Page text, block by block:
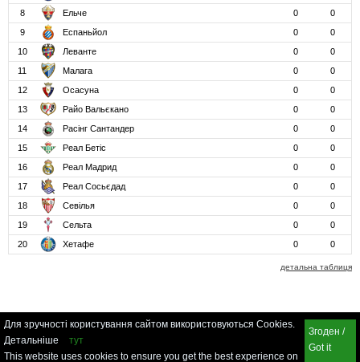
8
Ельче 0
0
9
Еспаньйол 0
0
10
Леванте 0
0
11
Малага 0
0
12
Осасуна 0
0
13
Райо Вальєкано 0
0
14
Расінг Сантандер 0
0
15
Реал Бетіс 0
0
16
Реал Мадрид 0
0
17
Реал Сосьєдад 0
0
18
Севілья 0
0
19
Сельта 0
0
20
Хетафе 0 0
детальна таблиця
Для зручності користування сайтом використовуються Cookies.
Детальніше
тут
This website uses cookies to ensure you get the best experience on
Згоден /
Got it